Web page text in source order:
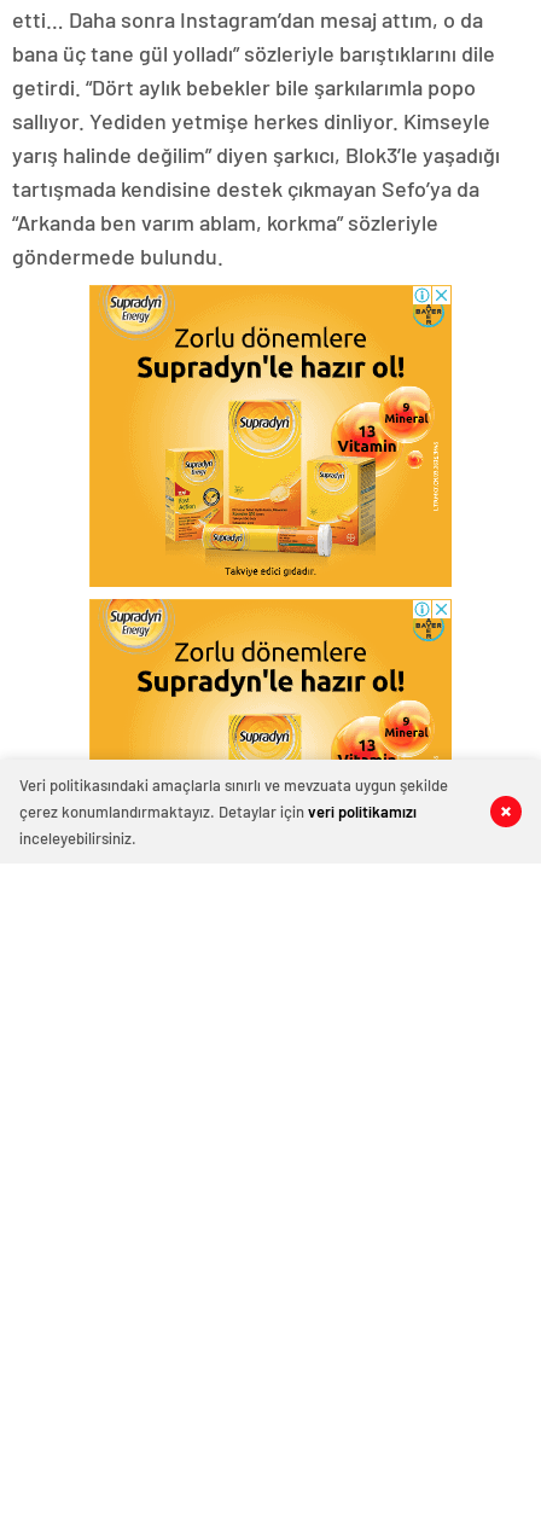
0 0
0 0
0 0
etti… Daha sonra Instagram’dan mesaj attım, o da
bana üç tane gül yolladı” sözleriyle barıştıklarını dile
getirdi. “Dört aylık bebekler bile şarkılarımla popo
sallıyor. Yediden yetmişe herkes dinliyor. Kimseyle
yarış halinde değilim” diyen şarkıcı, Blok3’le yaşadığı
tartışmada kendisine destek çıkmayan Sefo’ya da
“Arkanda ben varım ablam, korkma” sözleriyle
göndermede bulundu.
Veri politikasındaki amaçlarla sınırlı ve mevzuata uygun şekilde
çerez konumlandırmaktayız. Detaylar içinveri politikamızı
inceleyebilirsiniz.